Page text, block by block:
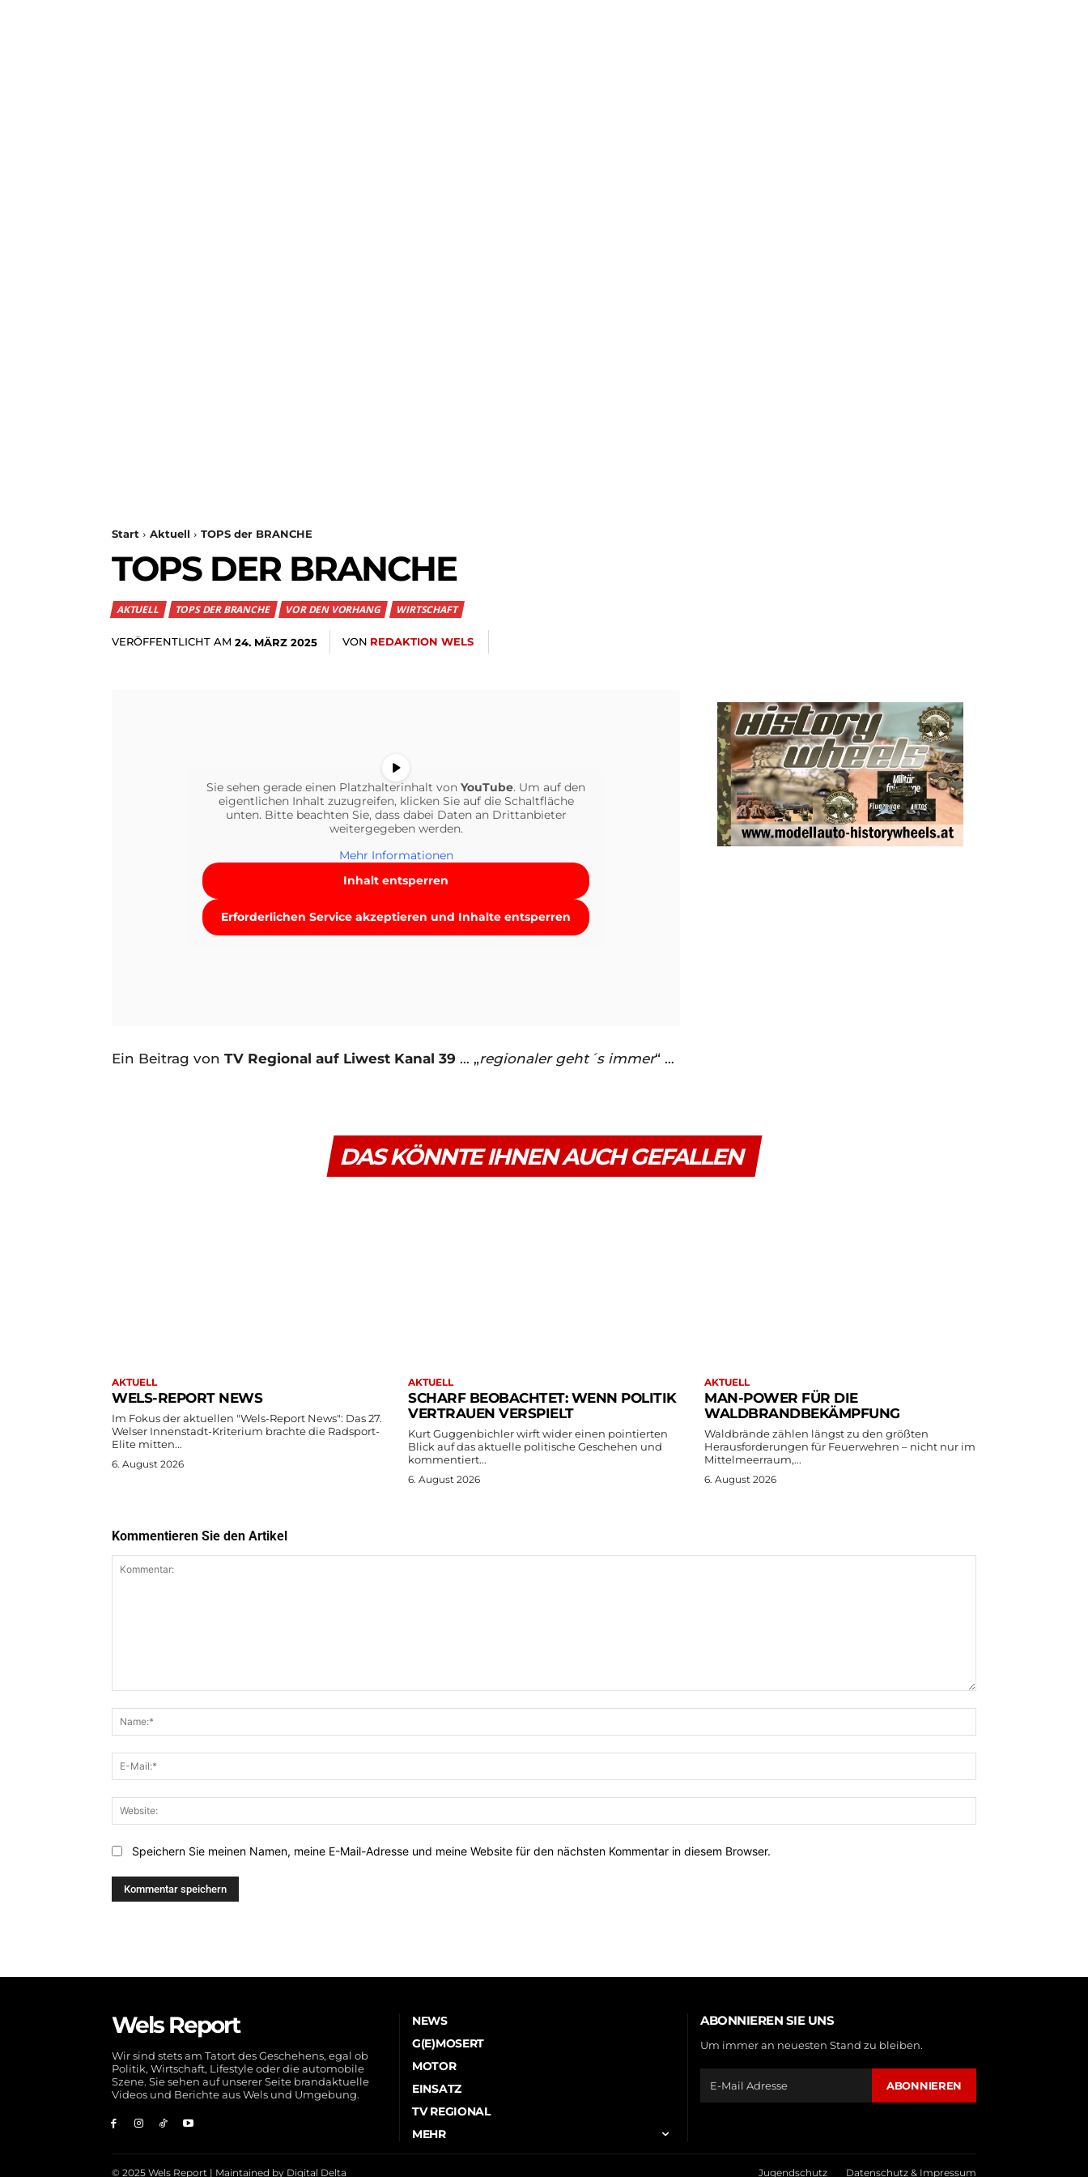
Start Aktuell TOPS der BRANCHE
TOPS DER BRANCHE
AKTUELL TOPS DER BRANCHE VOR DEN VORHANG WIRTSCHAFT
VERÖFFENTLICHT AM 24. MÄRZ 2025 VON REDAKTION WELS
Sie sehen gerade einen Platzhalterinhalt von YouTube. Um auf den
eigentlichen Inhalt zuzugreifen, klicken Sie auf die Schaltfläche
unten. Bitte beachten Sie, dass dabei Daten an Drittanbieter
weitergegeben werden.
Mehr Informationen
Inhalt entsperren
Erforderlichen Service akzeptieren und Inhalte entsperren
Ein Beitrag von TV Regional auf Liwest Kanal 39 … „regionaler geht´s immer“ …
DAS KÖNNTE IHNEN AUCH GEFALLEN
AKTUELL
WELS-REPORT NEWS
Im Fokus der aktuellen "Wels-Report News": Das 27.
Welser Innenstadt-Kriterium brachte die Radsport-
Elite mitten...
6. August 2026
AKTUELL
SCHARF BEOBACHTET: WENN POLITIK
VERTRAUEN VERSPIELT
Kurt Guggenbichler wirft wider einen pointierten
Blick auf das aktuelle politische Geschehen und
kommentiert...
6. August 2026
AKTUELL
MAN-POWER FÜR DIE
WALDBRANDBEKÄMPFUNG
Waldbrände zählen längst zu den größten
Herausforderungen für Feuerwehren – nicht nur im
Mittelmeerraum,...
6. August 2026
Kommentieren Sie den Artikel
Mail:*
Speichern Sie meinen Namen, meine E-Mail-Adresse und meine Website für den nächsten Kommentar in diesem Browser.
Wels Report
Wir sind stets am Tatort des Geschehens, egal ob
Politik, Wirtschaft, Lifestyle oder die automobile
Szene. Sie sehen auf unserer Seite brandaktuelle
Videos und Berichte aus Wels und Umgebung.
NEWS
G(E)MOSERT
MOTOR
EINSATZ
TV REGIONAL
MEHR
ABONNIEREN SIE UNS
Um immer an neuesten Stand zu bleiben.
ABONNIEREN
© 2025 Wels Report | Maintained by Digital Delta Jugendschutz Datenschutz & Impressum